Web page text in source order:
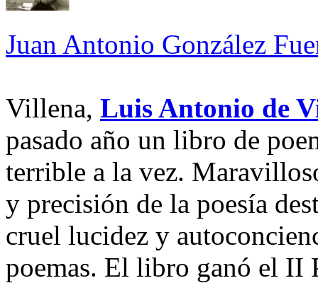
Juan Antonio González
Villena, Luis Antonio de
pasado año un libro de
terrible a la vez.
y precisión de la poesía
cruel lucidez y
poemas. El libro ganó el II